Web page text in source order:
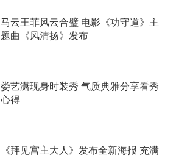
马云王菲风云合璧 电影《功守道》主
题曲《风清扬》发布
娄艺潇现身时装秀 气质典雅分享看秀
心得
《拜见宫主大人》发布全新海报 充满